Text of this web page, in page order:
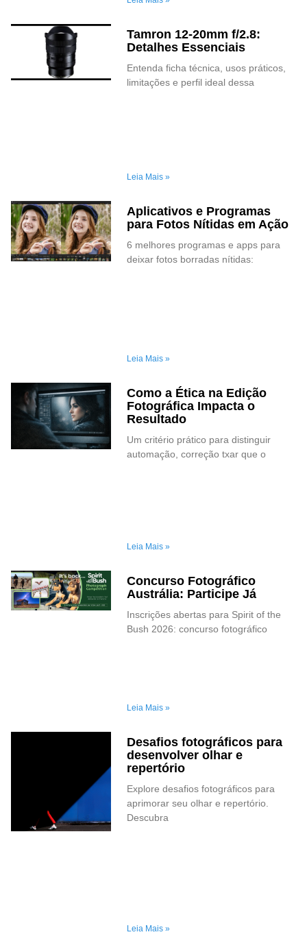
Tamron 12-20mm f/2.8:
Detalhes Essenciais
Entenda ficha técnica, usos práticos,
limitações e perfil ideal dessa
Leia Mais »
Aplicativos e Programas
para Fotos Nítidas em Ação
6 melhores programas e apps para
deixar fotos borradas nítidas:
Leia Mais »
Como a Ética na Edição
Fotográfica Impacta o
Resultado
Um critério prático para distinguir
automação, correção txar que o
Leia Mais »
Concurso Fotográfico
Austrália: Participe Já
Inscrições abertas para Spirit of the
Bush 2026: concurso fotográfico
Leia Mais »
Desafios fotográficos para
desenvolver olhar e
repertório
Explore desafios fotográficos para
aprimorar seu olhar e repertório.
Descubra
Leia Mais »